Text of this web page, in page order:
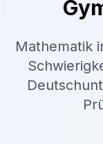
Mathematik